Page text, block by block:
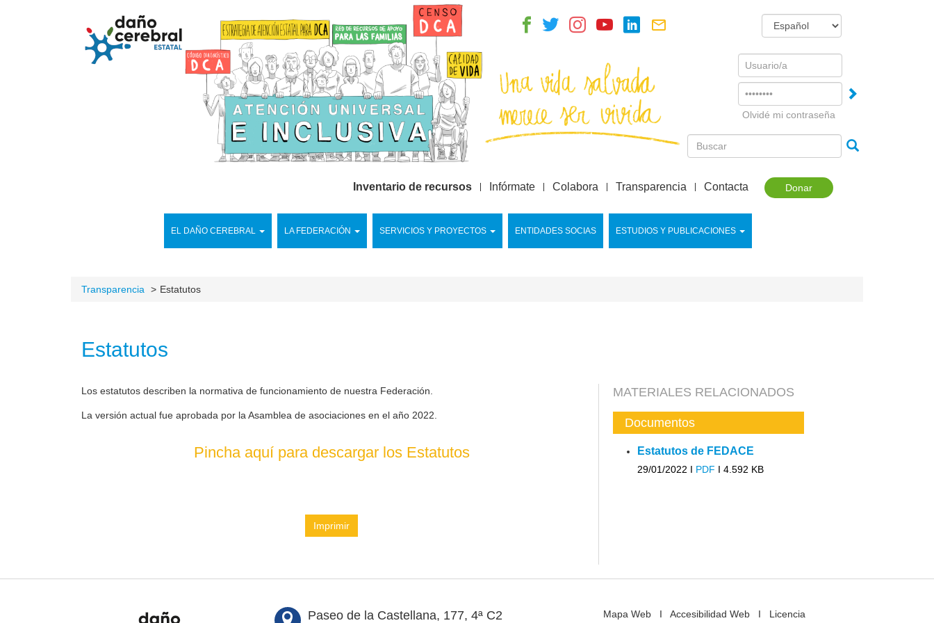
Username
Olvidé mi contraseña
Donar
EL DAÑO CEREBRAL LA FEDERACIÓN SERVICIOS Y PROYECTOS ENTIDADES SOCIAS ESTUDIOS Y PUBLICACIONES
Inventario de recursos Infórmate Colabora Transparencia Contacta
Transparencia Estatutos
Estatutos
Los estatutos describen la normativa de funcionamiento de nuestra Federación.
La versión actual fue aprobada por la Asamblea de asociaciones en el año 2022.
Pincha aquí para descargar los Estatutos
Imprimir
MATERIALES RELACIONADOS
Documentos
Estatutos de FEDACE
29/01/2022 I PDF I 4.592 KB
Paseo de la Castellana, 177, 4ª C2 Mapa WebI Accesibilidad WebI Licencia